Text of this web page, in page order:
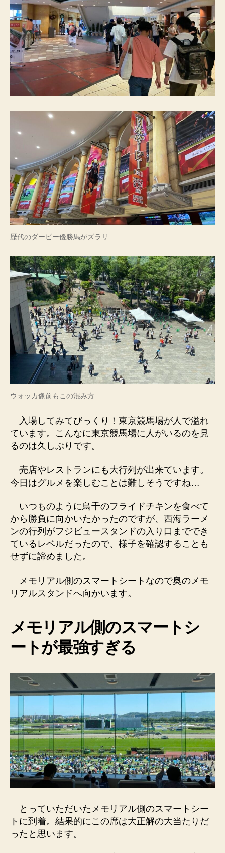
歴代のダービー優勝馬がズラリ
ウォッカ像前もこの混み方
入場してみてびっくり！東京競馬場が人で溢れ
ています。こんなに東京競馬場に人がいるのを見
るのは久しぶりです。
売店やレストランにも大行列が出来ています。
今日はグルメを楽しむことは難しそうですね…
いつものように鳥千のフライドチキンを食べて
から勝負に向かいたかったのですが、西海ラーメ
ンの行列がフジビュースタンドの入り口まででき
ているレベルだったので、様子を確認することも
せずに諦めました。
メモリアル側のスマートシートなので奥のメモ
リアルスタンドへ向かいます。
メモリアル側のスマートシ
ートが最強すぎる
とっていただいたメモリアル側のスマートシー
トに到着。結果的にこの席は大正解の大当たりだ
ったと思います。